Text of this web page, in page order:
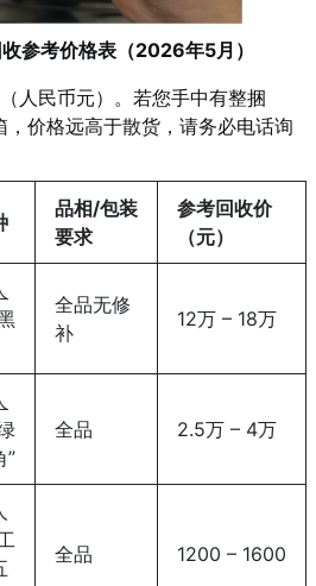
参考价格表（2026年5月）
人民币元）。若您手中有整捆
，价格远高于散货，请务必电话询
品相/包装
要求
参考回收价
（元）
全品无修
补
12万 – 18万
”
全品 2.5万 – 4万
全品 1200 – 1600